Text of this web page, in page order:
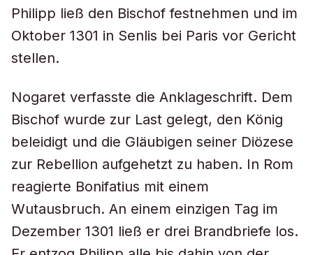
Philipp ließ den Bischof festnehmen und im
Oktober 1301 in Senlis bei Paris vor Gericht
stellen.
Nogaret verfasste die Anklageschrift. Dem
Bischof wurde zur Last gelegt, den König
beleidigt und die Gläubigen seiner Diözese
zur Rebellion aufgehetzt zu haben. In Rom
reagierte Bonifatius mit einem
Wutausbruch. An einem einzigen Tag im
Dezember 1301 ließ er drei Brandbriefe los.